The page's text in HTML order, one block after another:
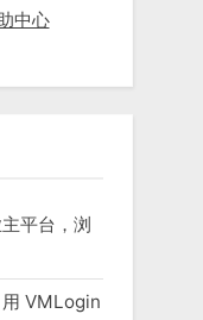
中心
平台，浏
用 VMLogin